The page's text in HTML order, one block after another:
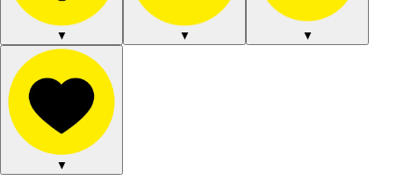
▼ ▼ ▼
▼